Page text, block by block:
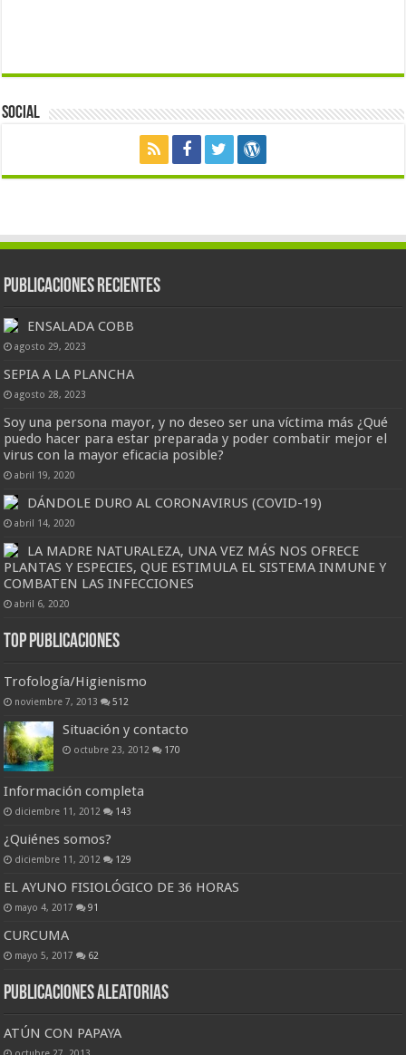
Social
Publicaciones Recientes
ENSALADA COBB
agosto 29, 2023
SEPIA A LA PLANCHA
agosto 28, 2023
Soy una persona mayor, y no deseo ser una víctima más ¿Qué
puedo hacer para estar preparada y poder combatir mejor el
virus con la mayor eficacia posible?
abril 19, 2020
DÁNDOLE DURO AL CORONAVIRUS (COVID-19)
abril 14, 2020
LA MADRE NATURALEZA, UNA VEZ MÁS NOS OFRECE
PLANTAS Y ESPECIES, QUE ESTIMULA EL SISTEMA INMUNE Y
COMBATEN LAS INFECCIONES
abril 6, 2020
Top Publicaciones
Trofología/Higienismo
noviembre 7, 2013 512
Situación y contacto
octubre 23, 2012 170
Información completa
diciembre 11, 2012 143
¿Quiénes somos?
diciembre 11, 2012 129
EL AYUNO FISIOLÓGICO DE 36 HORAS
mayo 4, 2017 91
CURCUMA
mayo 5, 2017 62
Publicaciones Aleatorias
ATÚN CON PAPAYA